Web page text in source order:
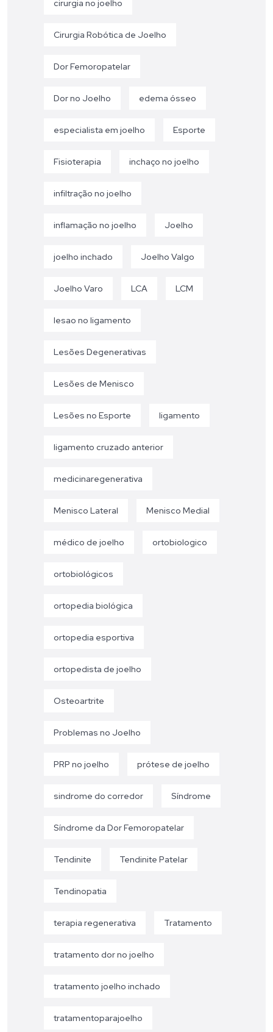
cirurgia no joelho
Cirurgia Robótica de Joelho
Dor Femoropatelar
Dor no Joelho edema ósseo
especialista em joelho Esporte
Fisioterapia inchaço no joelho
infiltração no joelho
inflamação no joelho Joelho
joelho inchado Joelho Valgo
Joelho Varo LCA LCM
lesao no ligamento
Lesões Degenerativas
Lesões de Menisco
Lesões no Esporte ligamento
ligamento cruzado anterior
medicinaregenerativa
Menisco Lateral Menisco Medial
médico de joelho ortobiologico
ortobiológicos
ortopedia biológica
ortopedia esportiva
ortopedista de joelho
Osteoartrite
Problemas no Joelho
PRP no joelho prótese de joelho
sindrome do corredor Síndrome
Síndrome da Dor Femoropatelar
Tendinite Tendinite Patelar
Tendinopatia
terapia regenerativa Tratamento
tratamento dor no joelho
tratamento joelho inchado
tratamentoparajoelho